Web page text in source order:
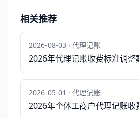
相关推荐
2026-08-03 · 代理记账
2026年代理记账收费标准调整
2026-05-01 · 代理记账
2026年个体工商户代理记账